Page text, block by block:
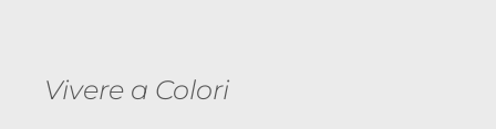
Vivere a Colori